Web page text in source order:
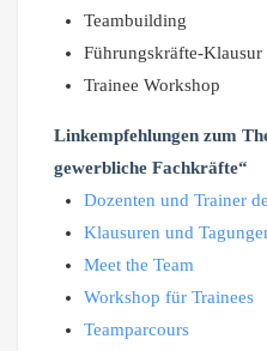
Teambuilding
Führungskräfte-Klausur
Trainee Workshop
Linkempfehlungen zum
gewerbliche Fachkräfte“
Dozenten und Trainer
Klausuren und
Meet the Team
Workshop für Trainees
Teamparcours